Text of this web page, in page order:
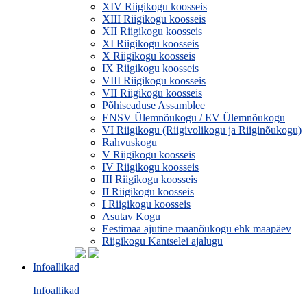
XIV Riigikogu koosseis
XIII Riigikogu koosseis
XII Riigikogu koosseis
XI Riigikogu koosseis
X Riigikogu koosseis
IX Riigikogu koosseis
VIII Riigikogu koosseis
VII Riigikogu koosseis
Põhiseaduse Assamblee
ENSV Ülemnõukogu / EV Ülemnõukogu
VI Riigikogu (Riigivolikogu ja Riiginõukogu)
Rahvuskogu
V Riigikogu koosseis
IV Riigikogu koosseis
III Riigikogu koosseis
II Riigikogu koosseis
I Riigikogu koosseis
Asutav Kogu
Eestimaa ajutine maanõukogu ehk maapäev
Riigikogu Kantselei ajalugu
Infoallikad
Infoallikad